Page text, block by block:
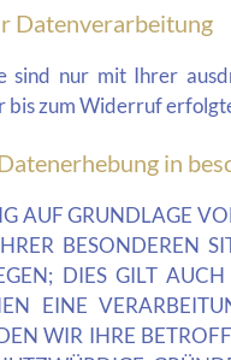
Datenverarbeitung
sind nur mit Ihrer
bis zum Widerruf
in
AUF GRUNDLAGE
BESONDEREN
DIES GILT
EINE
WIR IHRE